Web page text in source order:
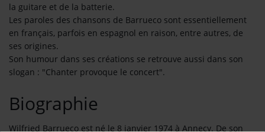
ANIMATION RADIO
ANIMATION RADIO DÈS 9 ANS
FÊTEZ VOTRE ANNIVERSAIRE À
TEAM BUILDING RADIO
la guitare et de la batterie.
Les paroles des chansons de Barrueco sont essentiellement
en français, parfois en espagnol en raison, entre autres, de
ses origines.
Son humour dans ses créations se retrouve aussi dans son
slogan : "Chanter provoque le concert".
Biographie
Wilfried Barrueco est né le 8 janvier 1974 à Annecy. De son